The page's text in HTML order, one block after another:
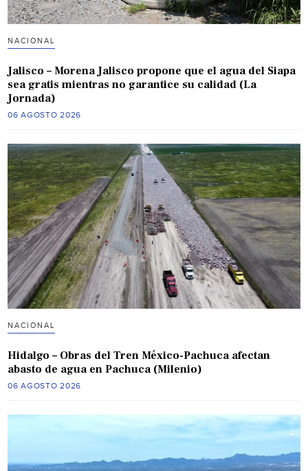
NACIONAL
Jalisco – Morena Jalisco propone que el agua del Siapa
sea gratis mientras no garantice su calidad (La
Jornada)
06 AGOSTO 2026
NACIONAL
Hidalgo – Obras del Tren México-Pachuca afectan
abasto de agua en Pachuca (Milenio)
06 AGOSTO 2026